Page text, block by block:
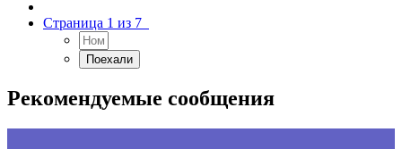
Страница 1 из 7
Рекомендуемые сообщения